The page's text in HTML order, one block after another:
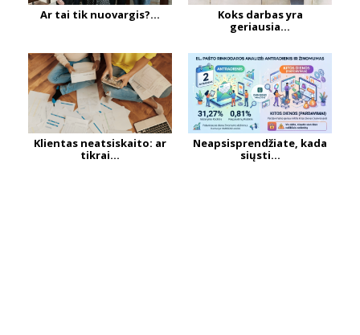
Ar tai tik nuovargis?...
Koks darbas yra
geriausia...
Klientas neatsiskaito: ar
tikrai...
Neapsisprendžiate, kada
siųsti...